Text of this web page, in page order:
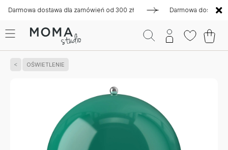
dostawa dla zamówień od 300 zł Darmowa dostawa dla
OŚWIETLENIE